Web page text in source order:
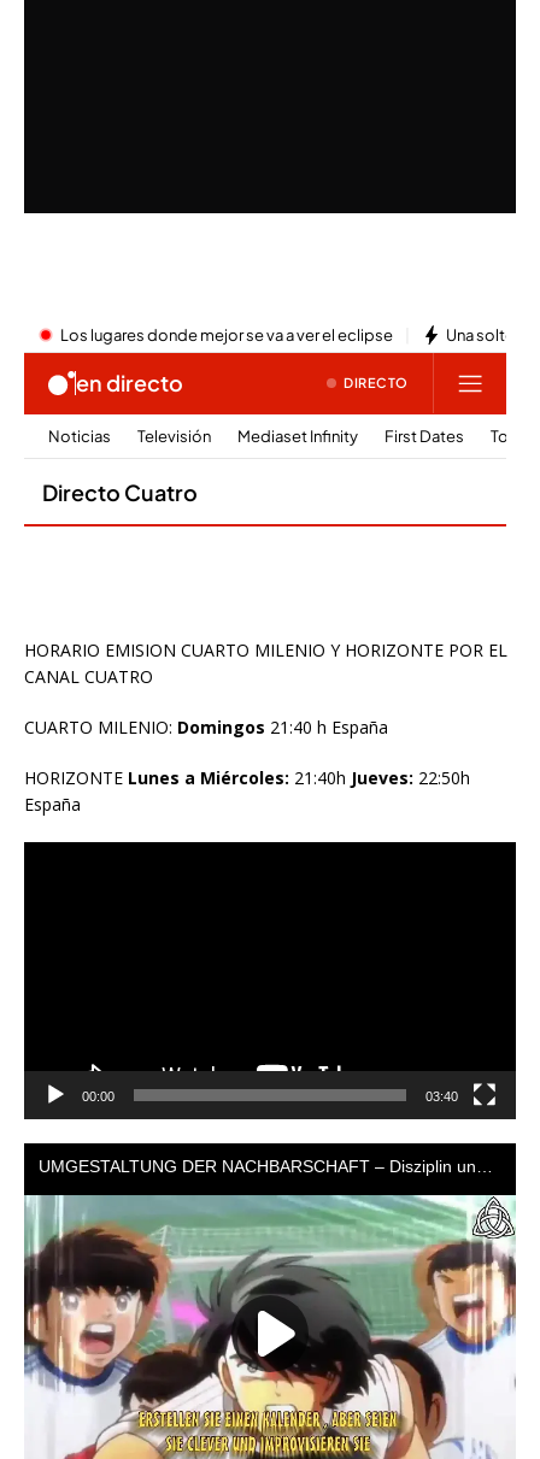
HORARIO EMISION CUARTO MILENIO Y HORIZONTE POR EL
CANAL CUATRO
CUARTO MILENIO: Domingos 21:40 h España
HORIZONTE Lunes a Miércoles: 21:40h Jueves: 22:50h
España
00:00 03:40